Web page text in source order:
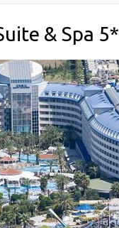
& Spa 5*